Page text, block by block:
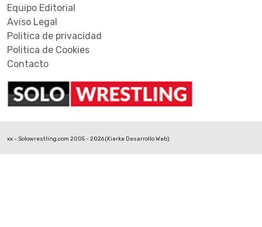
Equipo Editorial
Aviso Legal
Politica de privacidad
Politica de Cookies
Contacto
xx - Solowrestling.com 2005 - 2026 (Kierke Desarrollo Web)